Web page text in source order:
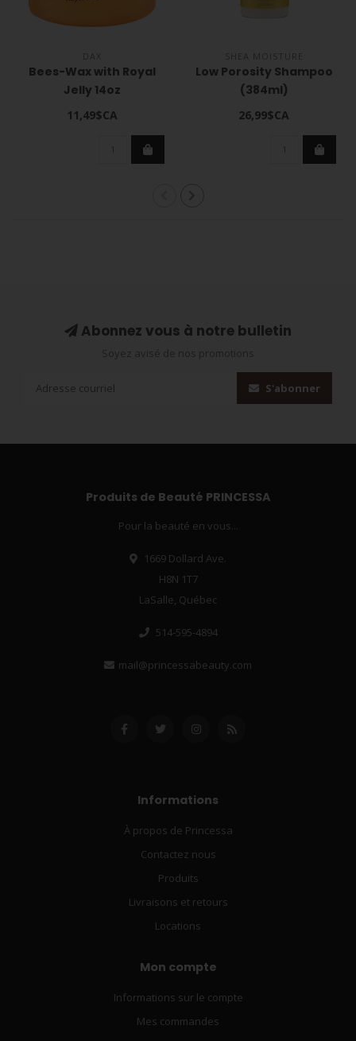
Bees-Wax with Royal
Jelly 14oz
11,49$CA
SHEA MOISTURE
Low Porosity Shampoo
(384ml)
26,99$CA
Abonnez vous à notre bulletin
S'abonner
Produits de Beauté PRINCESSA
Pour la beauté en vous...
1669 Dollard Ave.
H8N 1T7
LaSalle, Québec
514-595-4894
mail@princessabeauty.com
Informations
À propos de Princessa
Contactez nous
Produits
Livraisons et retours
Locations
Mon compte
Informations sur le compte
Mes commandes